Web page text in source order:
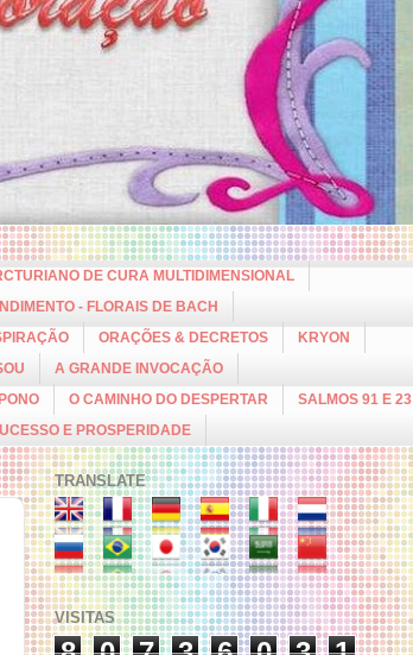
DE CURA MULTIDIMENSIONAL
- FLORAIS DE BACH
ORAÇÕES & DECRETOS
KRYON
A GRANDE INVOCAÇÃO
O CAMINHO DO DESPERTAR
SALMOS 91 E 23
E PROSPERIDADE
TRANSLATE
VISITAS